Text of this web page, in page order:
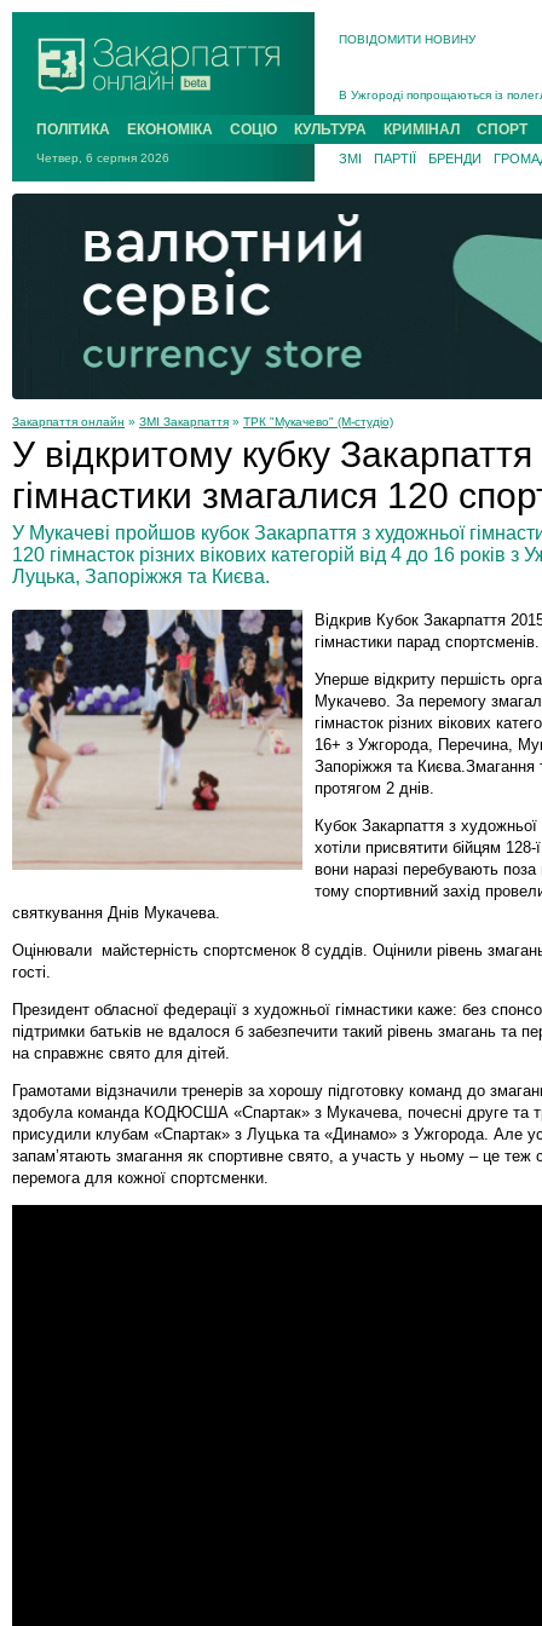
ПОВІДОМИТИ НОВИНУ
В Ужгороді попрощаються із
В Ужгороді 5 серпня
Підтвердили загибель
На війні з рф поліг військовий з
На Хустщині внаслідок ДТП за
Інструктора районного ТЦК на
ПОЛІТИКА ЕКОНОМІКА СОЦІО КУЛЬТУРА КРИМІНАЛ СПОРТ
Четвер, 6 серпня 2026 ЗМІ ПАРТІЇ БРЕНДИ
Закарпаття онлайн » ЗМІ Закарпаття » ТРК "Мукачево" (М-студіо)
У відкритому кубку
гімнастики змагалися 120
У Мукачеві пройшов кубок Закарпаття з художньої
120 гімнасток різних вікових категорій від 4 до 16 років
Луцька, Запоріжжя та Києва.
Відкрив Кубок Закарпаття
гімнастики парад спортсменів.
Уперше відкриту першість
Мукачево. За перемогу
гімнасток різних вікових
16+ з Ужгорода, Перечина,
Запоріжжя та Києва.Змагання
протягом 2 днів.
Кубок Закарпаття з художньої
хотіли присвятити бійцям
вони наразі перебувають
тому спортивний захід
святкування Днів Мукачева.
Оцінювали майстерність спортсменок 8 суддів. Оцінили рівень
гості.
Президент обласної федерації з художньої гімнастики каже: без
підтримки батьків не вдалося б забезпечити такий рівень змагань та
на справжнє свято для дітей.
Грамотами відзначили тренерів за хорошу підготовку команд до
здобула команда КОДЮСША «Спартак» з Мукачева, почесні друге та
присудили клубам «Спартак» з Луцька та «Динамо» з Ужгорода. Але
запам’ятають змагання як спортивне свято, а участь у ньому – це теж
перемога для кожної спортсменки.